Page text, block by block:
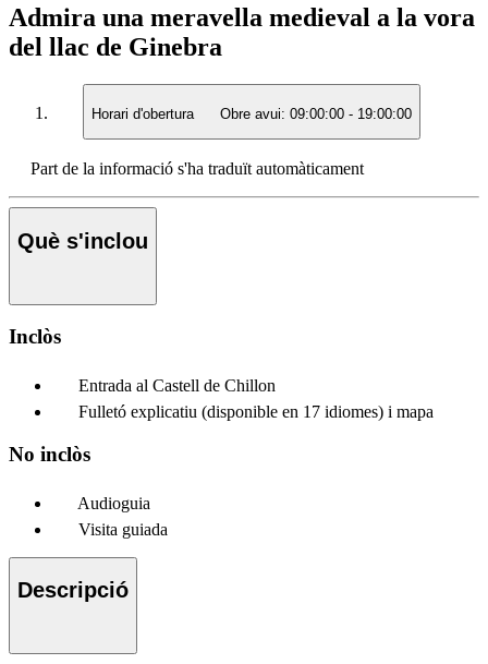
Admira una meravella medieval a la vora
del llac de Ginebra
Horari d'obertura Obre avui: 09:00:00 - 19:00:00
Part de la informació s'ha traduït automàticament
Què s'inclou
Inclòs
Entrada al Castell de Chillon
Fulletó explicatiu (disponible en 17 idiomes) i mapa
No inclòs
Audioguia
Visita guiada
Descripció